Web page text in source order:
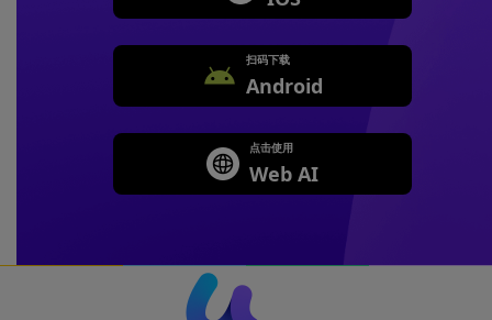
扫码下载
Android
点击使用
Web AI